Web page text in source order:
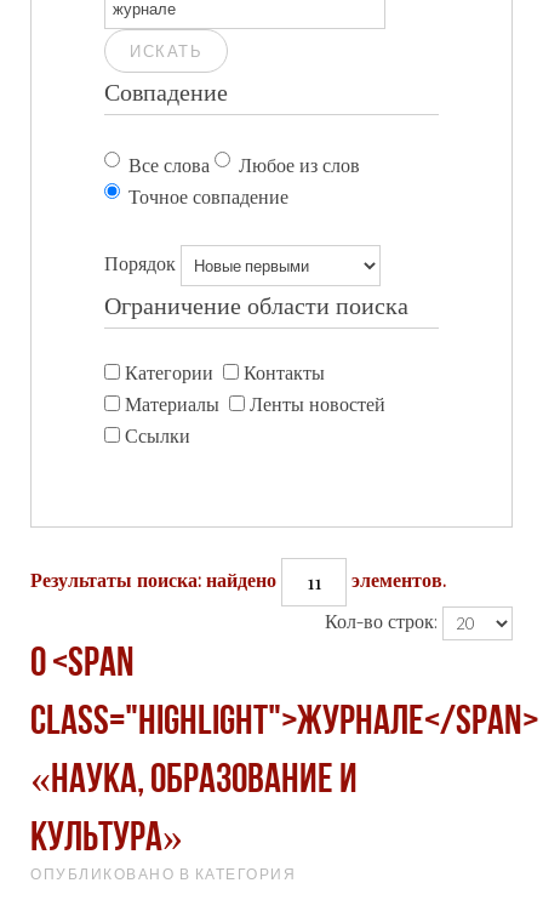
ИСКАТЬ
Совпадение
Все слова
Любое из слов
Точное совпадение
Порядок
Ограничение области поиска
Категории
Контакты
Материалы
Ленты новостей
Ссылки
Результаты поиска: найдено 11
элементов.
Кол-во строк:
О <span
class="highlight">журнале</span>
«Наука, образование и
культура»
ОПУБЛИКОВАНО В КАТЕГОРИЯ